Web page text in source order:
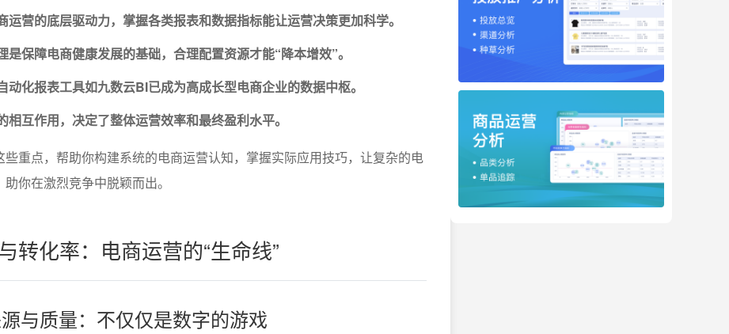
运营的底层驱动力，掌握各类报表和数据指标能让运营决策更加科学。
是保障电商健康发展的基础，合理配置资源才能“降本增效”。
动化报表工具如九数云BI已成为高成长型电商企业的数据中枢。
相互作用，决定了整体运营效率和最终盈利水平。
些重点，帮助你构建系统的电商运营认知，掌握实际应用技巧，让复杂的电
你在激烈竞争中脱颖而出。
转化率：电商运营的“生命线”
与质量：不仅仅是数字的游戏